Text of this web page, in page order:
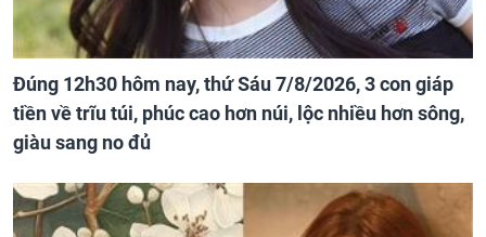
Đúng 12h30 hôm nay, thứ Sáu 7/8/2026, 3 con giáp
tiền về trĩu túi, phúc cao hơn núi, lộc nhiều hơn sông,
giàu sang no đủ